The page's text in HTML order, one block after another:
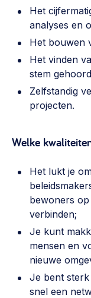
Het
analyses en
Het bouwen
Het vinden
stem
Zelfstandig
projecten.
Welke
Het lukt je
bewoners
verbinden;
Je kunt
mensen en
nieuwe
Je bent
snel een